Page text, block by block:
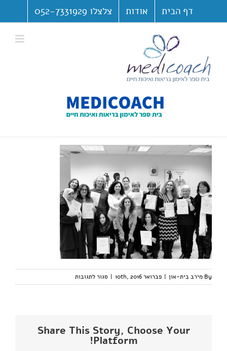
דף הבית אודות צלצלו 052-7331929
By מירב בית-און | פברואר 10th, 2016 | סגור לתגובותעל
CAM02588
Share This Story, Choose Your
Platform!